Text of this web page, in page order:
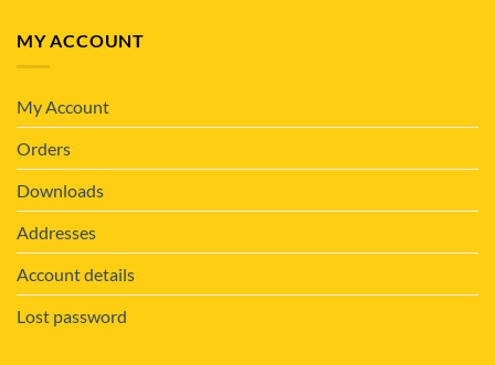
MY ACCOUNT
My Account
Orders
Downloads
Addresses
Account details
Lost password